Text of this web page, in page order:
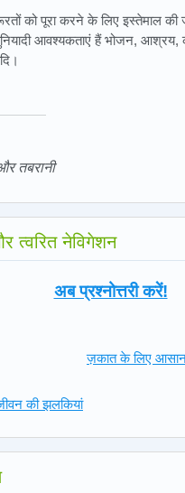
को पूरा करने के लिए इस्तेमाल की
आवश्यकताएं हैं भोजन, आश्रय,
तबरानी
त्वरित नेविगेशन
अब प्रश्नोत्तरी करें!
की झलकियां
ज़कात के लिए आसान